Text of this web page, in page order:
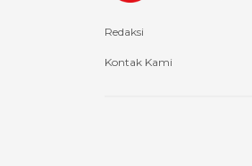
Redaksi
Kontak Kami